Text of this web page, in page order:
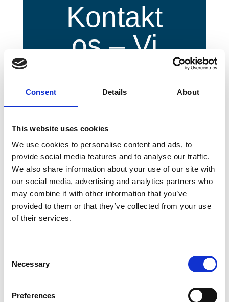
Consent Details About
This website uses cookies
We use cookies to personalise content and ads, to
provide social media features and to analyse our traffic.
We also share information about your use of our site with
our social media, advertising and analytics partners who
may combine it with other information that you’ve
provided to them or that they’ve collected from your use
of their services.
Selection
Necessary
Preferences
Kontakt
os – Vi
er til at
hjælpe
dig
Hvis du ønsker at
sælge en eller flere
vindmøller, tilbyder vi
tilbud, der er tilpasset